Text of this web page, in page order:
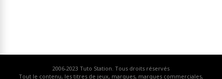
2006-2023 Tuto Station. Tous droits réservés
Tout le contenu, les titres de jeux, marques, marques commerciales,